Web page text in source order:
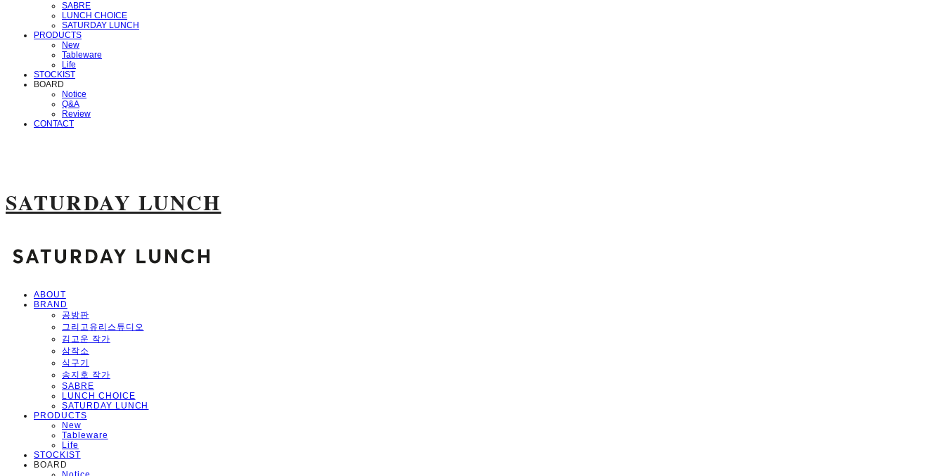
SABRE
LUNCH CHOICE
SATURDAY LUNCH
PRODUCTS
New
Tableware
Life
STOCKIST
BOARD
Notice
Q&A
Review
CONTACT
SATURDAY LUNCH
ABOUT
BRAND
공방판
그리고유리스튜디오
김고운 작가
삼작소
식구기
송지호 작가
SABRE
LUNCH CHOICE
SATURDAY LUNCH
PRODUCTS
New
Tableware
Life
STOCKIST
BOARD